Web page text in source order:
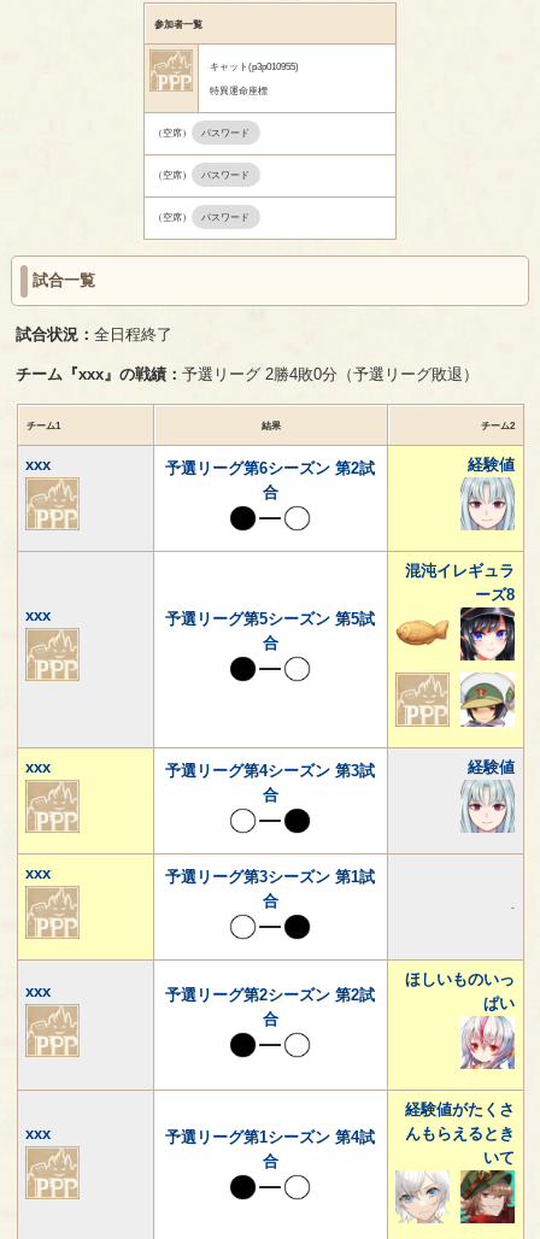
参加者一覧
キャット(p3p010955)
特異運命座標
（空席） パスワード
（空席） パスワード
（空席） パスワード
試合一覧
試合状況：全日程終了
チーム『xxx』の戦績：予選リーグ 2勝4敗0分（予選リーグ敗退）
チーム1 結果 チーム2
xxx
予選リーグ第6シーズン 第2試
合
経験値
xxx
予選リーグ第5シーズン 第5試
合
混沌イレギュラ
ーズ8
xxx
予選リーグ第4シーズン 第3試
合
経験値
xxx
予選リーグ第3シーズン 第1試
合
-
xxx
予選リーグ第2シーズン 第2試
合
ほしいものいっ
ぱい
xxx
予選リーグ第1シーズン 第4試
合
経験値がたくさ
んもらえるとき
いて